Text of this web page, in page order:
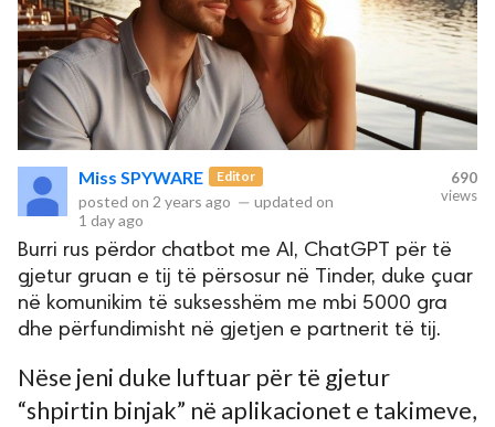
Miss SPYWARE Editor
posted on 2 years ago — updated on
1 day ago
690
views
Burri rus përdor chatbot me AI, ChatGPT për të
gjetur gruan e tij të përsosur në Tinder, duke çuar
në komunikim të suksesshëm me mbi 5000 gra
dhe përfundimisht në gjetjen e partnerit të tij.
Nëse jeni duke luftuar për të gjetur
“shpirtin binjak” në aplikacionet e takimeve,